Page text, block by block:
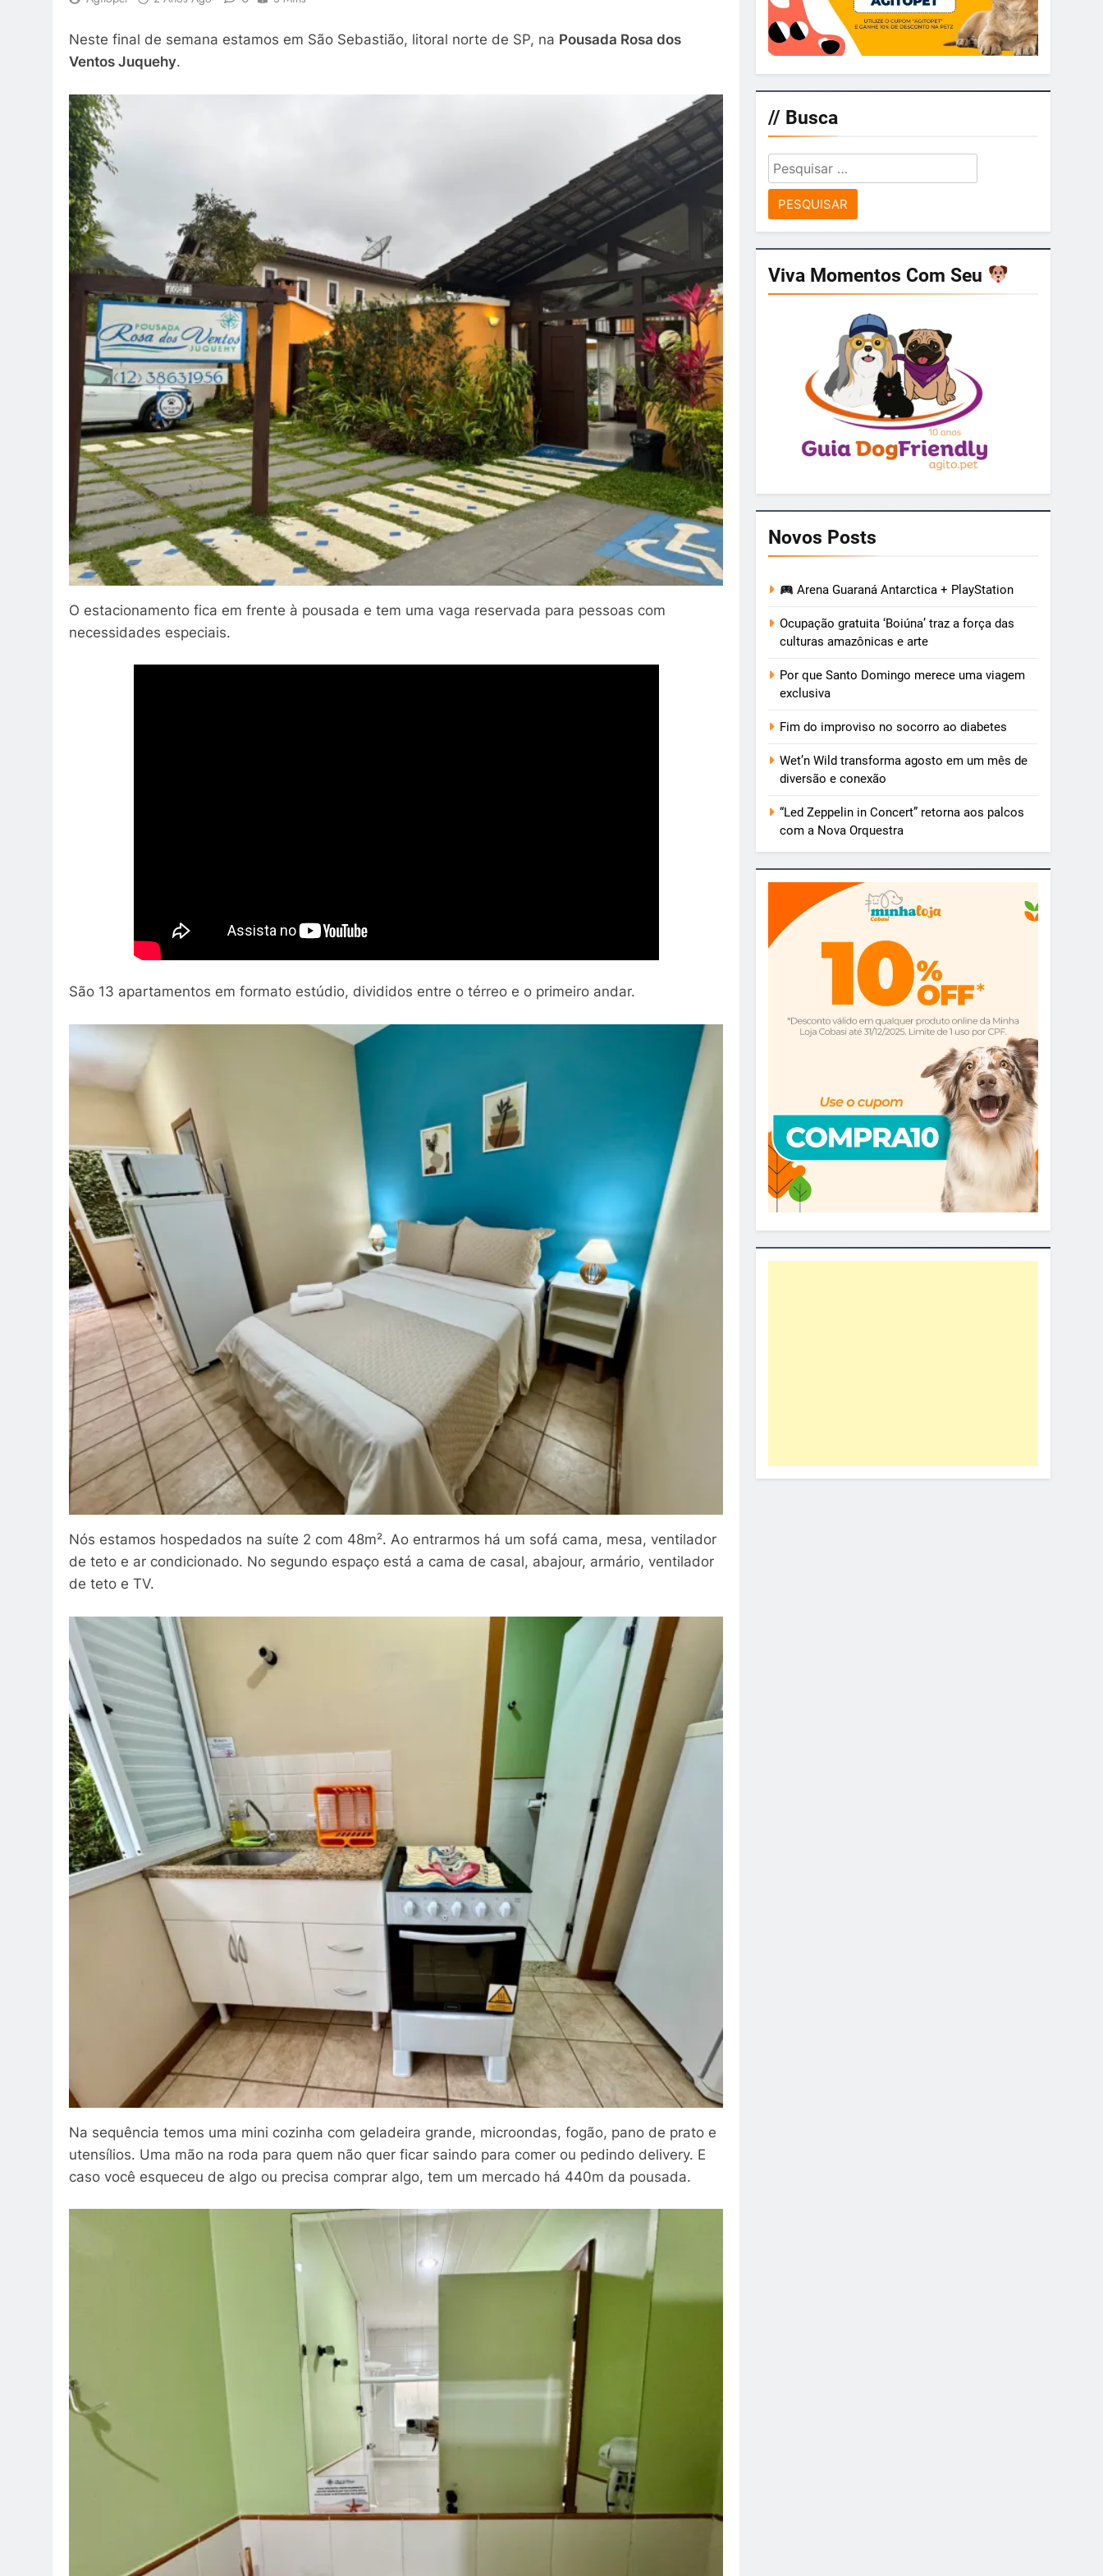
Neste final de semana estamos em São Sebastião, litoral norte de SP, na Pousada Rosa dos
Ventos Juquehy.
O estacionamento fica em frente à pousada e tem uma vaga reservada para pessoas com
necessidades especiais.
São 13 apartamentos em formato estúdio, divididos entre o térreo e o primeiro andar.
Nós estamos hospedados na suíte 2 com 48m². Ao entrarmos há um sofá cama, mesa, ventilador
de teto e ar condicionado. No segundo espaço está a cama de casal, abajour, armário, ventilador
de teto e TV.
Na sequência temos uma mini cozinha com geladeira grande, microondas, fogão, pano de prato e
utensílios. Uma mão na roda para quem não quer ficar saindo para comer ou pedindo delivery. E
caso você esqueceu de algo ou precisa comprar algo, tem um mercado há 440m da pousada.
// Busca
Pesquisar
por:
Viva Momentos Com Seu
Novos Posts
Arena Guaraná Antarctica + PlayStation
Ocupação gratuita ‘Boiúna’ traz a força das
culturas amazônicas e arte
Por que Santo Domingo merece uma viagem
exclusiva
Fim do improviso no socorro ao diabetes
Wet’n Wild transforma agosto em um mês de
diversão e conexão
“Led Zeppelin in Concert” retorna aos palcos
com a Nova Orquestra